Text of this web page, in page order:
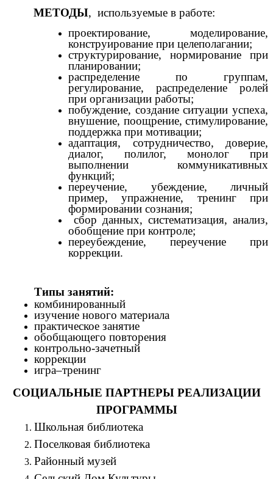
МЕТОДЫ, используемые в работе:
проектирование, моделирование,
конструирование при целеполагании;
структурирование, нормирование при
планировании;
распределение по группам,
регулирование, распределение ролей
при организации работы;
побуждение, создание ситуации успеха,
внушение, поощрение, стимулирование,
поддержка при мотивации;
адаптация, сотрудничество, доверие,
диалог, полилог, монолог при
выполнении коммуникативных
функций;
переучение, убеждение, личный
пример, упражнение, тренинг при
формировании сознания;
сбор данных, систематизация, анализ,
обобщение при контроле;
переубеждение, переучение при
коррекции.
Типы занятий:
комбинированный
изучение нового материала
практическое занятие
обобщающего повторения
контрольно-зачетный
коррекции
игра–тренинг
СОЦИАЛЬНЫЕ ПАРТНЕРЫ РЕАЛИЗАЦИИ
ПРОГРАММЫ
Школьная библиотека
Поселковая библиотека
Районный музей